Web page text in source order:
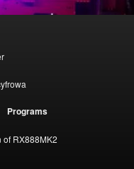
Programs
RX888MK2